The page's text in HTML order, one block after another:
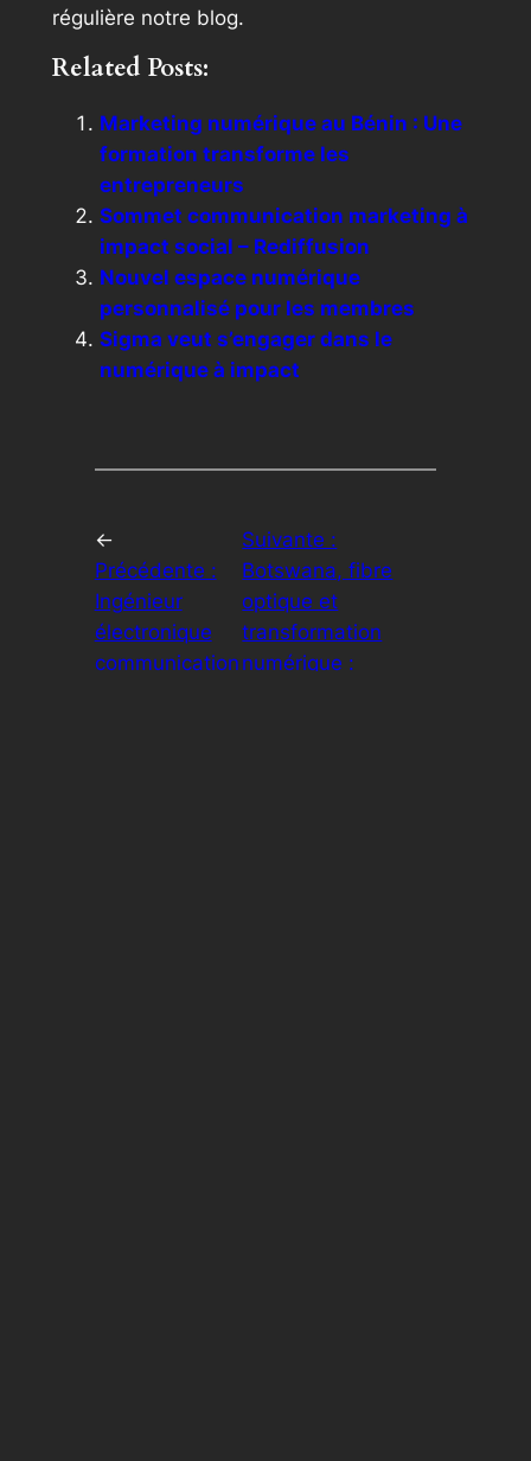
régulière notre blog.
Related Posts:
Marketing numérique au Bénin : Une
formation transforme les
entrepreneurs
Sommet communication marketing à
impact social – Rediffusion
Nouvel espace numérique
personnalisé pour les membres
Sigma veut s’engager dans le
numérique à impact
←
Précédente :
Ingénieur
électronique
communication
Suivante :
Botswana, fibre
optique et
transformation
numérique :